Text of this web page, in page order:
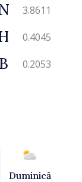
3.8611
0.4045
0.2053
Duminică